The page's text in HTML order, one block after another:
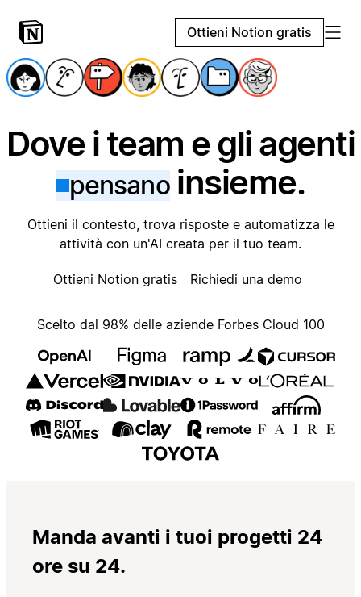
Ottieni Notion gratis
Dove i team e gli agenti
pensanoinsieme.
Ottieni il contesto, trova risposte e automatizza le
attività con un'AI creata per il tuo team.
Ottieni Notion gratis Richiedi una demo
Scelto dal 98% delle aziende Forbes Cloud 100
Manda avanti i tuoi progetti 24
ore su 24.